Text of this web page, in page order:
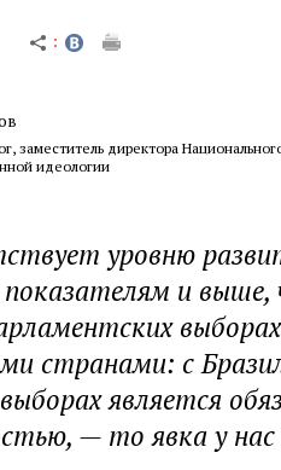
заместитель директора
идеологии
уровню
показателям и выше,
странами: с
выборах является
— то явка у